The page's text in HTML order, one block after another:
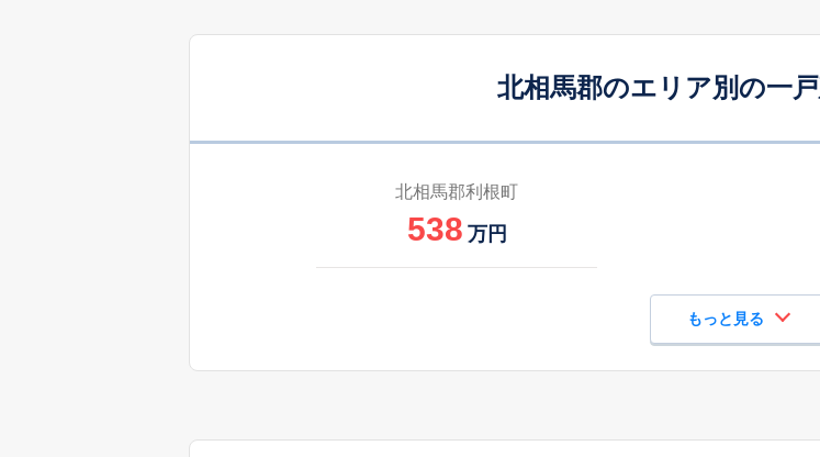
北相馬郡のエリア別の一
北相馬郡利根町
538 万円
もっと見る